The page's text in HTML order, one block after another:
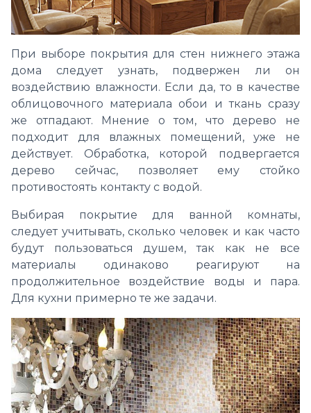
При выборе покрытия для стен нижнего этажа
дома следует узнать, подвержен ли он
воздействию влажности. Если да, то в качестве
облицовочного материала обои и ткань сразу
же отпадают. Мнение о том, что дерево не
подходит для влажных помещений, уже не
действует. Обработка, которой подвергается
дерево сейчас, позволяет ему стойко
противостоять контакту с водой.
Выбирая покрытие для ванной комнаты,
следует учитывать, сколько человек и как часто
будут пользоваться душем, так как не все
материалы одинаково реагируют на
продолжительное воздействие воды и пара.
Для кухни примерно те же задачи.